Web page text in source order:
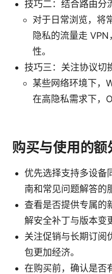
技巧二：结合路由分
对于日常浏览，将
隐私的流量走
性。
技巧三：关注协议切
某些网络环境下，
在高隐私需求下，
购买与使用的额
优先选择支持多设备
南和常见问题解答的
查看是否提供专属的
解安全补丁与版本变
关注促销与长期订阅
包更加经济。
在购买前，确认是否